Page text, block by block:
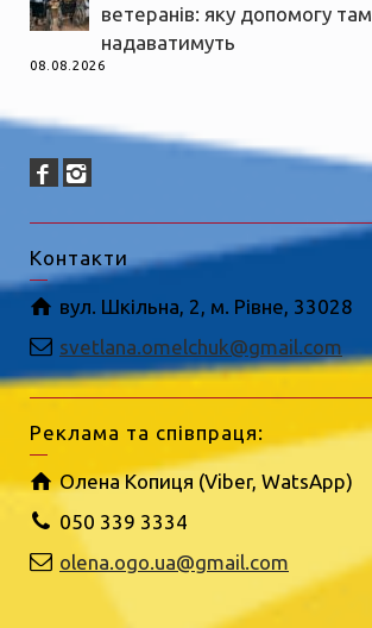
ветеранів: яку допомогу там
надаватимуть
08.08.2026
Контакти
вул. Шкільна, 2, м. Рівне, 33028
svetlana.omelchuk@gmail.com
Реклама та співпраця:
Олена Копиця (Viber, WatsApp)
050 339 3334
olena.ogo.ua@gmail.com